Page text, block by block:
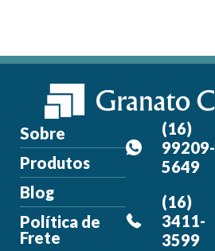
Sobre
Produtos
Blog
Política de
Frete
(16)
99209-
5649
(16)
3411-
3599